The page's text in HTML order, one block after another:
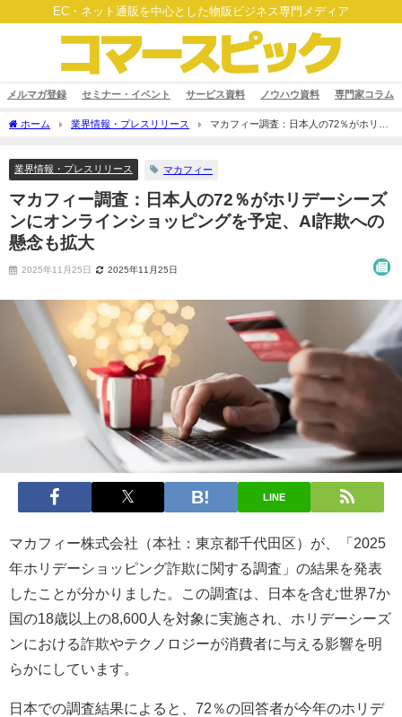
EC・ネット通販を中心とした物販ビジネス専門メディア
メルマガ登録 セミナー・イベント サービス資料 ノウハウ資料 専門家コラム
ホーム 業界情報・プレスリリース
マカフィー調査：日本人の72％がホリデ
業界情報・プレスリリース マカフィー
マカフィー調査：日本人の72％がホリデーシーズ
ンにオンラインショッピングを予定、AI詐欺への
懸念も拡大
2025年11月25日 2025年11月25日
LINE
マカフィー株式会社（本社：東京都千代田区）が、「2025
年ホリデーショッピング詐欺に関する調査」の結果を発表
したことが分かりました。この調査は、日本を含む世界7か
国の18歳以上の8,600人を対象に実施され、ホリデーシーズ
ンにおける詐欺やテクノロジーが消費者に与える影響を明
らかにしています。
日本での調査結果によると、72％の回答者が今年のホリデ